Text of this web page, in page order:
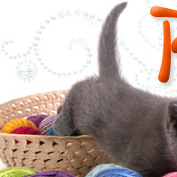
Перейти к основному содержанию